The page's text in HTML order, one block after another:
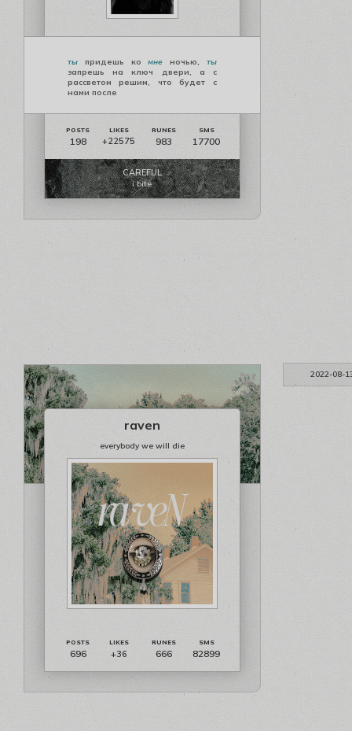
ты придешь комне ночью,ты
запрешь на ключ двери, а с
рассветом решим, что будет с
нами после
198 +22575 983 17700
CAREFUL
i bite
2022-08-
raven
everybody we will die
696 +36 666 82899